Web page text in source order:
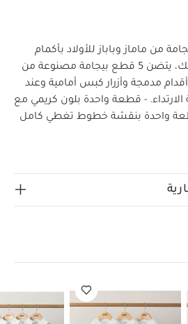
من ماماز وباباز للأولاد بأكمام
طويلة المفضل لدى طفلك، يتضن 5 قطع بيجامة مصنوعة من
100%، مع أقدام مدمجة وأزرار كبس أمامية وعند
منطقة الحفاض لسهولة الارتداء. - قطعة واحدة بلون كريمي مع
ورقية - قطعة واحدة بنقشة خطوط تغطي كامل
أنيقة على الصدر.
كي بدرجة حرارة منخفضة
الداكنة بشكل منفصل
يُكوى
أيضاً:طقم ألبسة قطعة واحدة بأكمام